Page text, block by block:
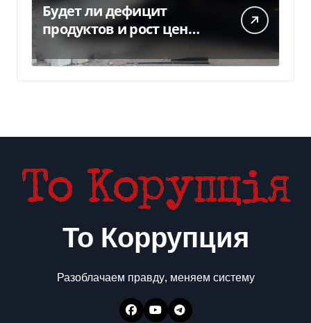
Будет ли дефицит
продуктов и рост цен
после российских ударов
по складам
То Коррупция
Разоблачаем правду, меняем систему